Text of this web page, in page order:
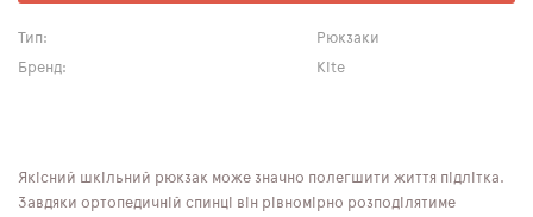
Тип:
Рюкзаки
Бренд:
Kite
Якісний шкільний рюкзак може значно полегшити життя підлітка.
Завдяки ортопедичній спинці він рівномірно розподілятиме